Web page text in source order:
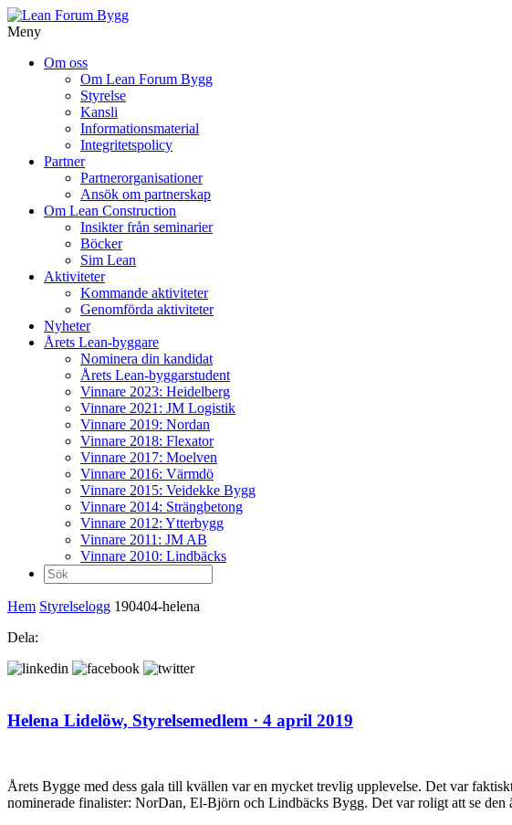
Meny
Om oss
Om Lean Forum Bygg
Styrelse
Kansli
Informationsmaterial
Integritetspolicy
Partner
Partnerorganisationer
Ansök om partnerskap
Om Lean Construction
Insikter från seminarier
Böcker
Sim Lean
Aktiviteter
Kommande aktiviteter
Genomförda aktiviteter
Nyheter
Årets Lean-byggare
Nominera din kandidat
Årets Lean-byggarstudent
Vinnare 2023: Heidelberg
Vinnare 2021: JM Logistik
Vinnare 2019: Nordan
Vinnare 2018: Flexator
Vinnare 2017: Moelven
Vinnare 2016: Värmdö
Vinnare 2015: Veidekke Bygg
Vinnare 2014: Strängbetong
Vinnare 2012: Ytterbygg
Vinnare 2011: JM AB
Vinnare 2010: Lindbäcks
Sök
efter:
Hem Styrelselogg 190404-helena
Dela:
Helena Lidelöw, Styrelsemedlem · 4 april 2019
Årets Bygge med dess gala till kvällen var en mycket trevlig upplevelse. Det var
nominerade finalister: NorDan, El-Björn och Lindbäcks Bygg. Det var roligt att se den